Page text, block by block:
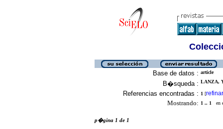
Base de datos : article
B�squeda : LANZA,
Referencias encontradas : 1 [refinar
Mostrando: 1 .. 1 en
p�gina 1 de 1